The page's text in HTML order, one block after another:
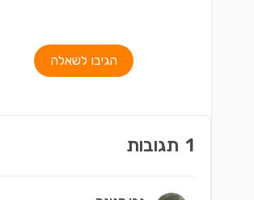
הגיבו לשאלה
1 תגובות